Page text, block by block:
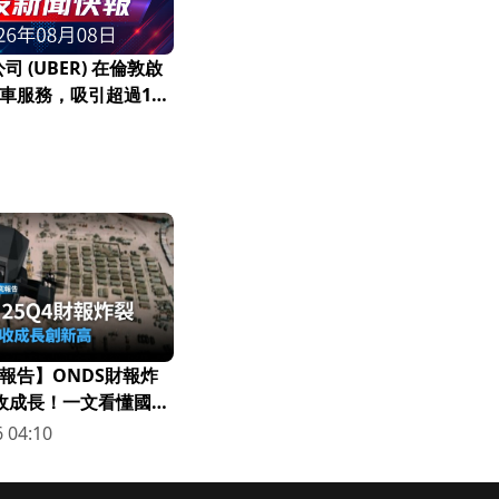
(UBER) 在倫敦啟
服務，吸引超過10
告】ONDS財報炸
成長！一文看懂國防
04:10